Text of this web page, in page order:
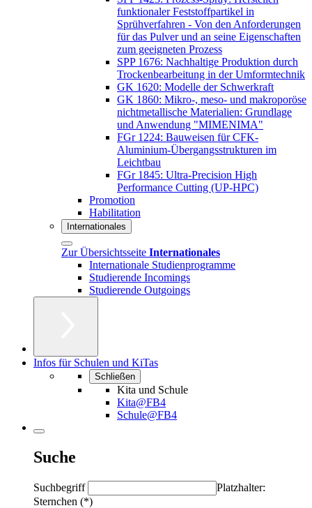
funktionaler Feststoffpartikel in
Sprühverfahren - Von den Anforderungen
für das Pulver und an seine Eigenschaften
zum geeigneten Prozess
SPP 1676: Nachhaltige Produktion durch
Trockenbearbeitung in der Umformtechnik
GK 1620: Modelle der Schwerkraft
GK 1860: Mikro-, meso- und makroporöse
nichtmetallische Materialien: Grundlage
und Anwendung "MIMENIMA"
FGr 1224: Bauweisen für CFK-
Aluminium-Übergangsstrukturen im
Leichtbau
FGr 1845: Ultra-Precision High
Performance Cutting (UP-HPC)
Promotion
Habilitation
Internationales
Zur Übersichtsseite Internationales
Internationale Studienprogramme
Studierende Incomings
Studierende Outgoings
Infos für Schulen und KiTas
Schließen
Kita und Schule
Kita@FB4
Schule@FB4
Suche
Suchbegriff
Platzhalter:
Sternchen (*)